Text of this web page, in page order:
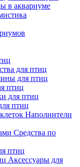
в аквариуме
для птиц
для птиц
птиц
для птиц
птиц
Наполнители
Средства по
птиц
Аксессуары для